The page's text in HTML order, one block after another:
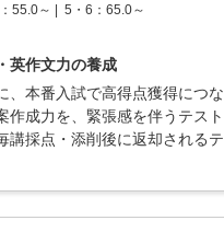
55.0～ | 5・6：65.0～
英作文力の養成
、本番入試で高得点獲得につな
作成力を、緊張感を伴うテスト
講採点・添削後に返却されるテ